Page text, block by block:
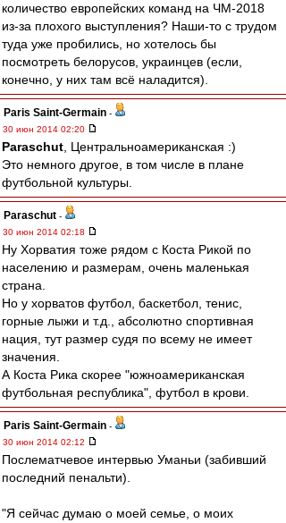
количество европейских команд на ЧМ-2018
из-за плохого выступления? Наши-то с трудом
туда уже пробились, но хотелось бы
посмотреть белорусов, украинцев (если,
конечно, у них там всё наладится).
Paris Saint-Germain -
30 июн 2014 02:20
Paraschut , Центральноамериканская :)
Это немного другое, в том числе в плане
футбольной культуры.
Paraschut -
30 июн 2014 02:18
Ну Хорватия тоже рядом с Коста Рикой по
населению и размерам, очень маленькая
страна.
Но у хорватов футбол, баскетбол, тенис,
горные лыжи и т.д., абсолютно спортивная
нация, тут размер судя по всему не имеет
значения.
А Коста Рика скорее "южноамериканская
футбольная республика", футбол в крови.
Paris Saint-Germain -
30 июн 2014 02:12
Послематчевое интервью Уманьи (забивший
последний пенальти).
"Я сейчас думаю о моей семье, о моих